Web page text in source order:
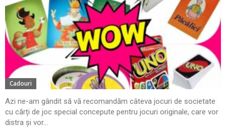
Cadouri
Azi ne-am gândit să vă recomandăm câteva jocuri de societate
cu cărți de joc special concepute pentru jocuri originale, care vor
distra și vor...